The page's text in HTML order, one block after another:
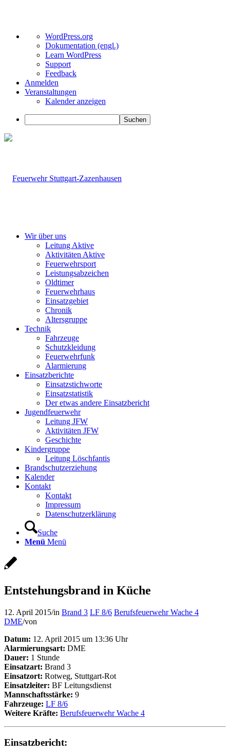
Über
WordPress
WordPress.org
Dokumentation (engl.)
Learn WordPress
Support
Feedback
Anmelden
Veranstaltungen
Kalender anzeigen
Suchen
Wir über uns
Leitung Aktive
Aktivitäten Aktive
Feuerwehrsport
Leistungsabzeichen
Oldtimer
Feuerwehrhaus
Einsatzgebiet
Chronik
Altersgruppe
Technik
Fahrzeuge
Schutzkleidung
Feuerwehrfunk
Alarmierung
Einsatzberichte
Einsatzstichworte
Einsatzstatistik
Der etwas andere Einsatzbericht
Jugendfeuerwehr
Leitung JFW
Aktivitäten JFW
Geschichte
Kindergruppe
Leitung Löschfantis
Brandschutzerziehung
Kalender
Kontakt
Kontakt
Impressum
Datenschutzerklärung
Suche
Menü Menü
Entstehungsbrand in Küche
12. April 2015/in Brand 3 LF 8/6 Berufsfeuerwehr Wache 4
DME/von
Datum: 12. April 2015 um 13:36 Uhr
Alarmierungsart: DME
Dauer: 1 Stunde
Einsatzart: Brand 3
Einsatzort: Rotweg, Stuttgart-Rot
Einsatzleiter: BF Leitungsdienst
Mannschaftsstärke: 9
Fahrzeuge: LF 8/6
Weitere Kräfte: Berufsfeuerwehr Wache 4
Einsatzbericht: